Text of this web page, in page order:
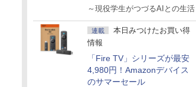
に出会った話
～現役学生がつづるAIとの生活
連載
本日みつけたお買い得
情報
「Fire TV」シリーズが最安
4,980円！Amazonデバイス
のサマーセール